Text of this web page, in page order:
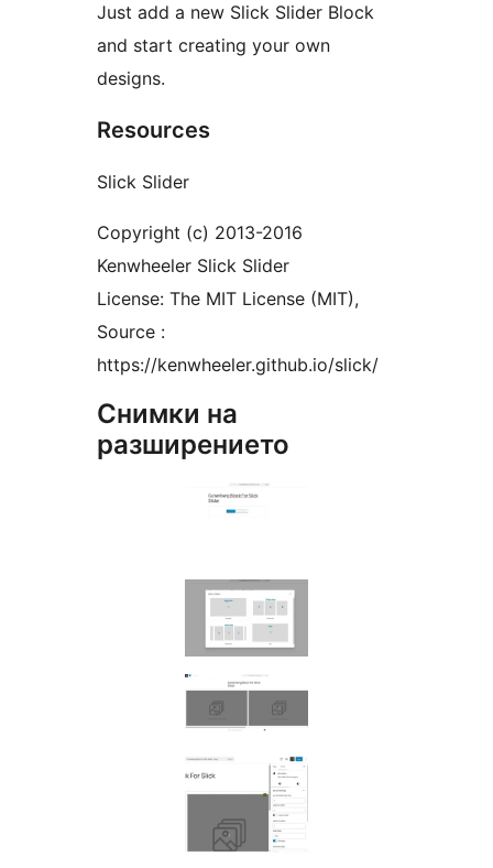
Just add a new Slick Slider Block
and start creating your own
designs.
Resources
Slick Slider
Copyright (c) 2013-2016
Kenwheeler Slick Slider
License: The MIT License (MIT),
Source :
https://kenwheeler.github.io/slick/
Снимки на
разширението